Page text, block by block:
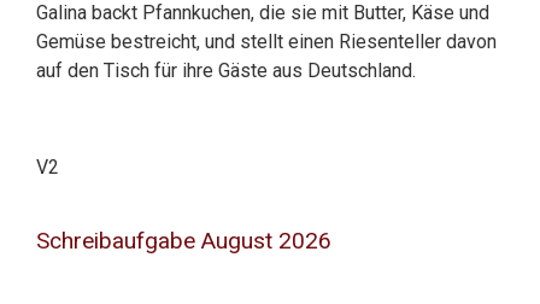
Galina backt Pfannkuchen, die sie mit Butter, Käse und
Gemüse bestreicht, und stellt einen Riesenteller davon
auf den Tisch für ihre Gäste aus Deutschland.
V2
Schreibaufgabe August 2026